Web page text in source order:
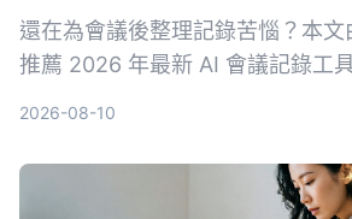
還在為會議後整理記錄苦惱？本文
推薦 2026 年最新 AI 會議記錄工
2026-08-10